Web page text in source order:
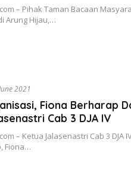
– Pihak Taman Bacaan
Arung Hijau,…
2021
Fiona Berharap
Cab 3 DJA IV
– Ketua Jalasenastri Cab 3 DJA
Fiona…